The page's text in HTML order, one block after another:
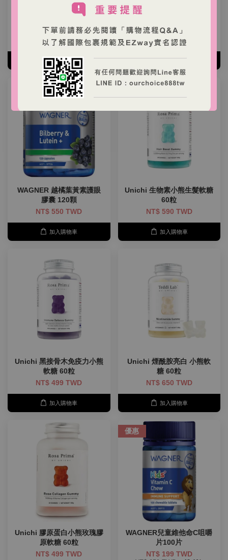
WAGNER 膠原蛋白錠 100
錠
NT$ 350 TWD
加入購物車
熊軟糖 60粒
NT$ 499 TWD
加入購物車
WAGNER 越橘葉黃素護眼
膠囊 120顆
NT$ 550 TWD
加入購物車
Unichi 生物素小熊生髮軟糖
60粒
NT$ 590 TWD
加入購物車
Unichi 黑接骨木免疫力小熊
軟糖 60粒
NT$ 499 TWD
加入購物車
Unichi 煙酰胺亮白 小熊軟
糖 60粒
NT$ 650 TWD
加入購物車
Unichi 膠原蛋白小熊玫瑰膠
原軟糖 60粒
NT$ 499 TWD
優惠
WAGNER兒童維他命C咀嚼
片100片
NT$ 199 TWD